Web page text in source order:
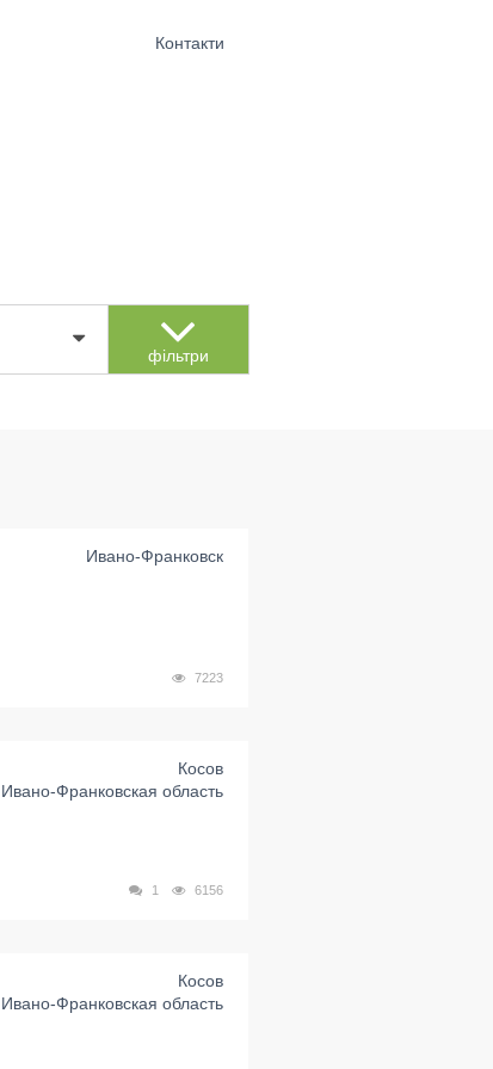
Контакти
фільтри
Ивано-Франковск
7223
Косов
Ивано-Франковская область
1 6156
Косов
Ивано-Франковская область